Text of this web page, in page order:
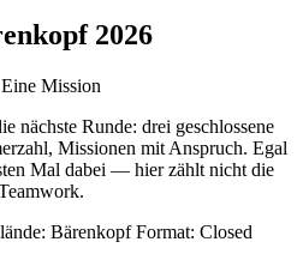
2026
Mission
nächste Runde: drei geschlossene
Missionen mit Anspruch. Egal
Mal dabei — hier zählt nicht die
Bärenkopf Format: Closed